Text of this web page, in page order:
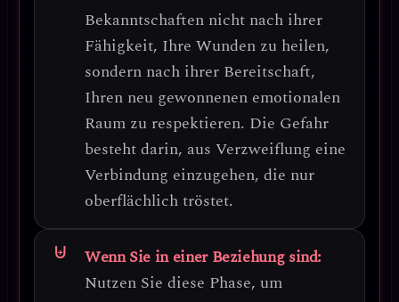
Bekanntschaften nicht nach ihrer
Fähigkeit, Ihre Wunden zu heilen,
sondern nach ihrer Bereitschaft,
Ihren neu gewonnenen emotionalen
Raum zu respektieren. Die Gefahr
besteht darin, aus Verzweiflung eine
Verbindung einzugehen, die nur
oberflächlich tröstet.
Wenn Sie in einer Beziehung sind:
Nutzen Sie diese Phase, um